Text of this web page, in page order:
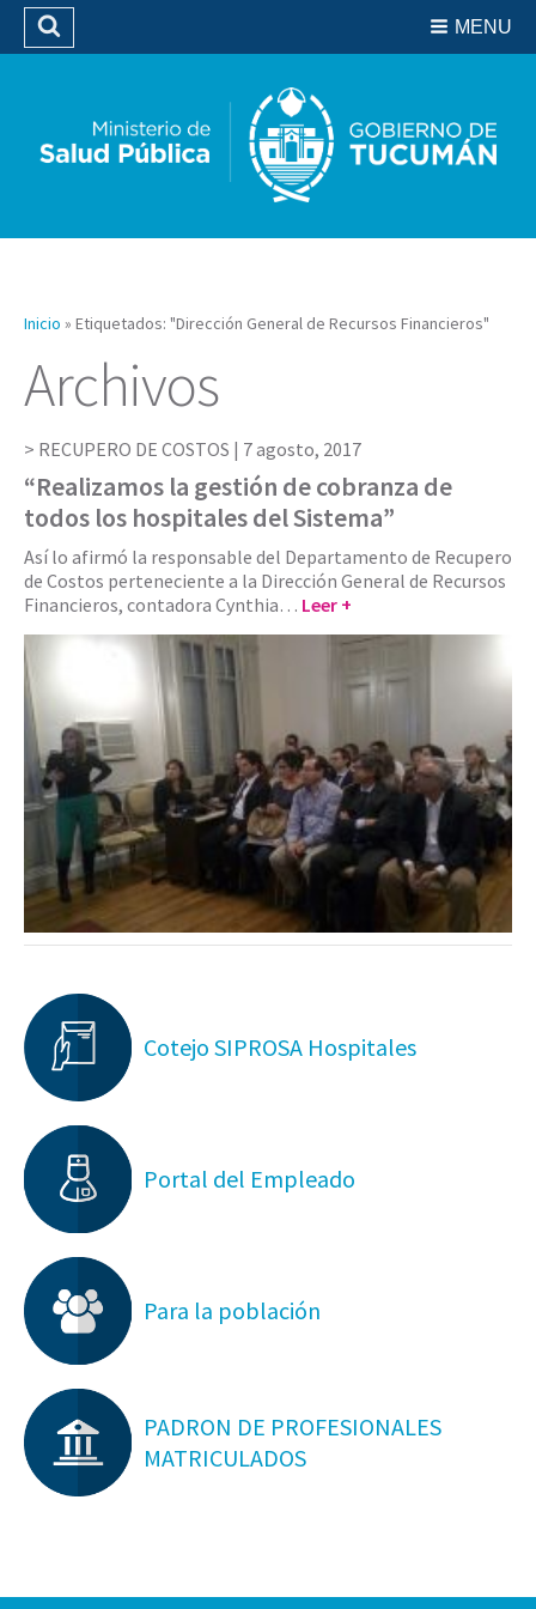
Biblioteca
MENU
Buscar
Inicio » Etiquetados: "Dirección General de Recursos Financieros"
Archivos
RECUPERO DE COSTOS | 7 agosto, 2017
“Realizamos la gestión de cobranza de
todos los hospitales del Sistema”
Así lo afirmó la responsable del Departamento de Recupero
de Costos perteneciente a la Dirección General de Recursos
Financieros, contadora Cynthia… Leer +
Cotejo SIPROSA Hospitales
Portal del Empleado
Para la población
PADRON DE PROFESIONALES
MATRICULADOS